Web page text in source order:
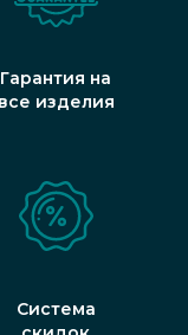
Гарантия на
все изделия
Система